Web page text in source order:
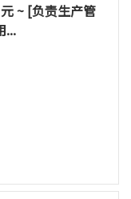
~ [负责生产管
...